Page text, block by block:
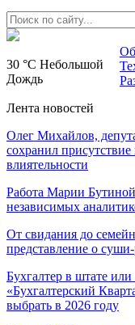
30 °C Небольшой
Дождь
Лента новостей
Олег Михайлов,
сохранил
влиятельности
Работа Марии
независимых
От свидания до
представление о
Бухгалтер в штате или
«Бухгалтерский
выбрать в 2026 году